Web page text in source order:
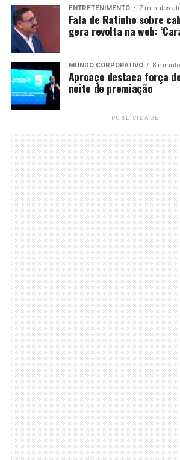
ENTRETENIMENTO 7 minutos
Fala de Ratinho sobre
gera revolta na web:
MUNDO CORPORATIVO 8
Aproaço destaca força
noite de premiação
PUBLICIDADE